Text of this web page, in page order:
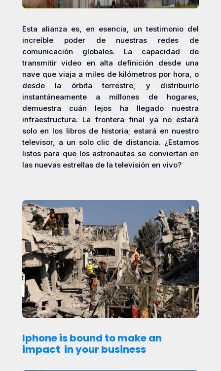
Esta alianza es, en esencia, un testimonio del
increíble poder de nuestras redes de
comunicación globales. La capacidad de
transmitir video en alta definición desde una
nave que viaja a miles de kilómetros por hora, o
desde la órbita terrestre, y distribuirlo
instantáneamente a millones de hogares,
demuestra cuán lejos ha llegado nuestra
infraestructura. La frontera final ya no estará
solo en los libros de historia; estará en nuestro
televisor, a un solo clic de distancia. ¿Estamos
listos para que los astronautas se conviertan en
las nuevas estrellas de la televisión en vivo?
Iphone is bound to make an
impact in your business